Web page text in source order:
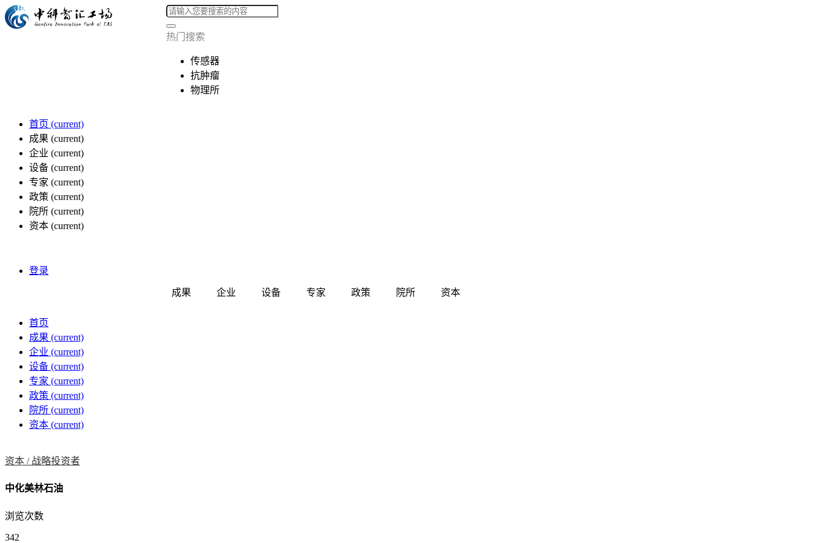
热门搜索
传感器
抗肿瘤
物理所
首页 (current)
成果 (current)
企业 (current)
设备 (current)
专家 (current)
政策 (current)
院所 (current)
资本 (current)
登录
成果 企业 设备 专家 政策 院所 资本
首页
成果 (current)
企业 (current)
设备 (current)
专家 (current)
政策 (current)
院所 (current)
资本 (current)
资本 / 战略投资者
中化美林石油
浏览次数
342